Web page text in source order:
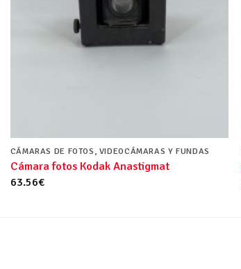
CÁMARAS DE FOTOS, VIDEOCÁMARAS Y FUNDAS
Cámara fotos Kodak Anastigmat
63.56€